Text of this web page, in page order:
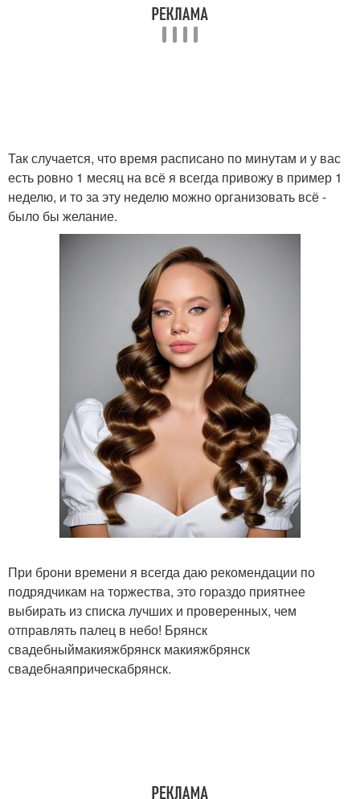
Так случается, что время расписано по минутам и у вас
есть ровно 1 месяц на всё я всегда привожу в пример 1
неделю, и то за эту неделю можно организовать всё -
было бы желание.
При брони времени я всегда даю рекомендации по
подрядчикам на торжества, это гораздо приятнее
выбирать из списка лучших и проверенных, чем
отправлять палец в небо! Брянск
свадебныймакияжбрянск макияжбрянск
свадебнаяприческабрянск.